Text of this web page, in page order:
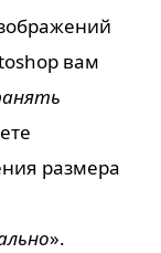
вам
размера
».